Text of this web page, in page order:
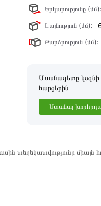
Երկարությունը (մմ):
Լայնություն (մմ):
Բարձրություն (մմ):
Մասնագետը կօգնի
հարցերին
Ստանալ
տեղեկատվությունը